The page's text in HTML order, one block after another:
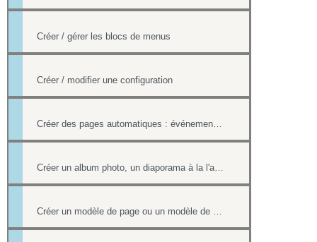
Créer / gérer les blocs de menus
Créer / modifier une configuration
Créer des pages automatiques : événement, actualités, organigramme
Créer un album photo, un diaporama à la l'aide de la Photothèque
Créer un modèle de page ou un modèle de mailing